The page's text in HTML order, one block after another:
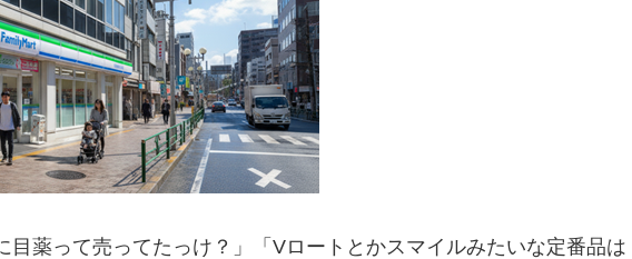
目薬って売ってたっけ？」「Vロートとかスマイルみたいな定番品は